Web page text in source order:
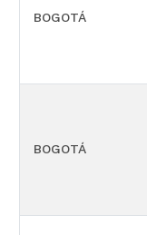
BOGOTÁ
BOGOTÁ